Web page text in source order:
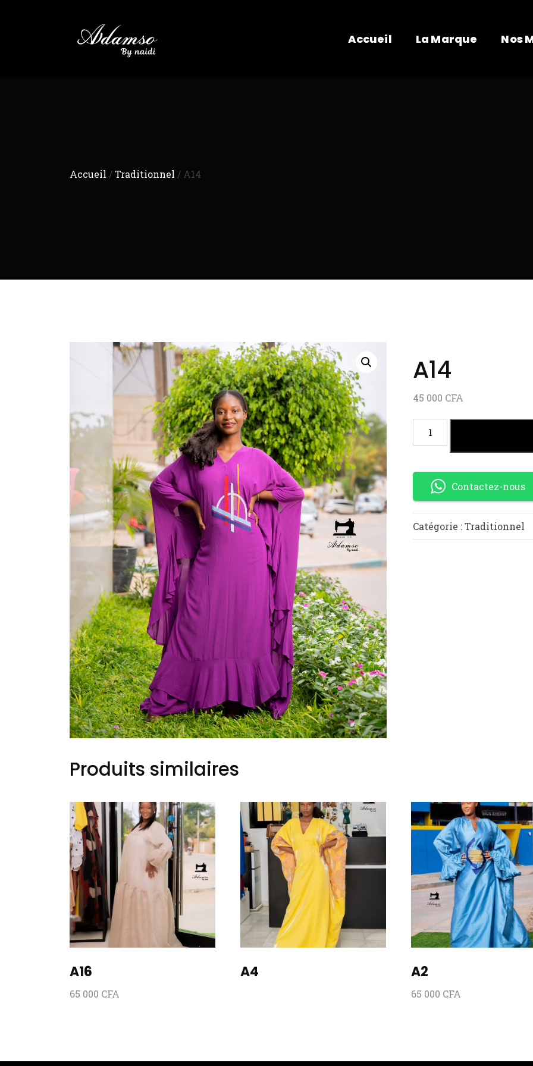
Accueil La Marque Nos
Accueil /Traditionnel / A14
A14
45 000 CFA
Contactez-nous
Catégorie :Traditionnel
Produits similaires
A16
65 000 CFA
A4 A2
65 000 CFA